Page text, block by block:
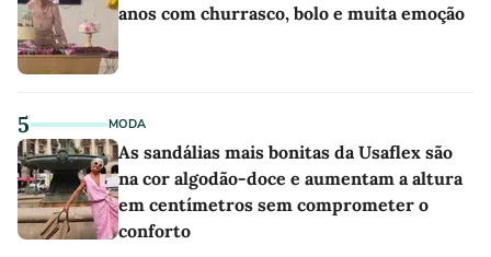
anos com churrasco, bolo e muita emoção
5 MODA
As sandálias mais bonitas da Usaflex são
na cor algodão-doce e aumentam a altura
em centímetros sem comprometer o
conforto